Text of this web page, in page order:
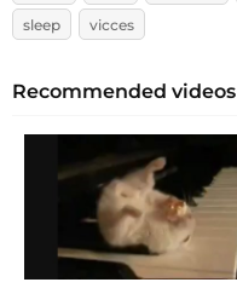
sleep
vicces
Recommended videos